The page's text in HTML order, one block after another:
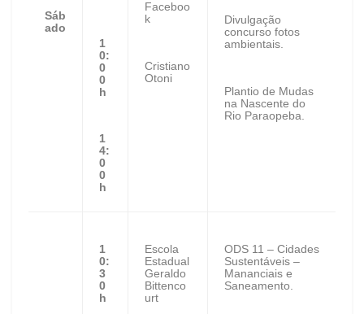
Sáb
ado
1
0:
0
0
h
1
4:
0
0
h
Faceboo
k
Cristiano
Otoni
Divulgação
concurso fotos
ambientais.
Plantio de Mudas
na Nascente do
Rio Paraopeba.
1
0:
3
0
h
Escola
Estadual
Geraldo
Bittenco
urt
ODS 11 – Cidades
Sustentáveis –
Mananciais e
Saneamento.